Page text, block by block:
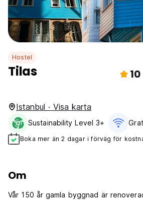
Hostel
Tilas 10
Istanbul · Visa karta
Sustainability Level 3+
Boka mer än 2 dagar i förväg för
Om
Vår 150 år gamla byggnad är